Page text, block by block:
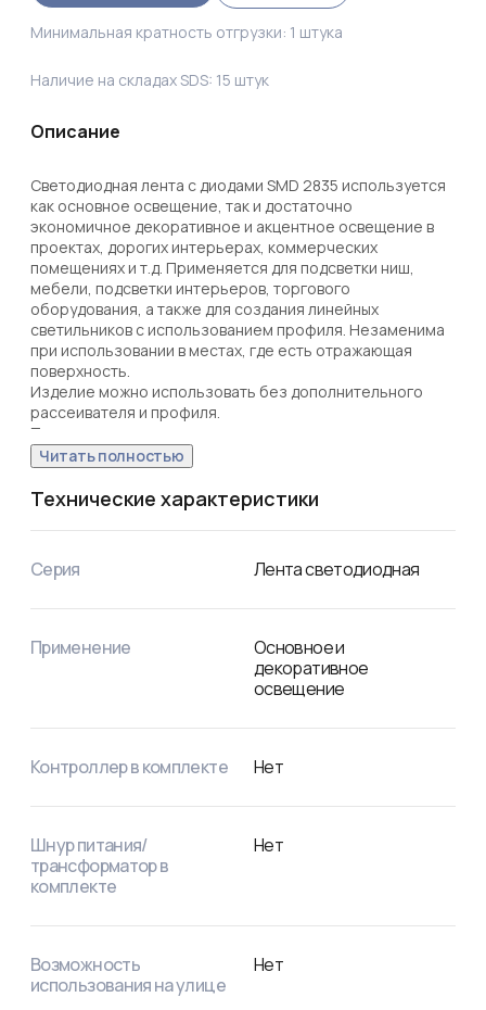
Минимальная кратность отгрузки: 1 штука
Наличие на складах SDS: 15 штук
Описание
Светодиодная лента с диодами SMD 2835 используется
как основное освещение, так и достаточно
экономичное декоративное и акцентное освещение в
проектах, дорогих интерьерах, коммерческих
помещениях и т.д. Применяется для подсветки ниш,
мебели, подсветки интерьеров, торгового
оборудования, а также для создания линейных
светильников с использованием профиля. Незаменима
при использовании в местах, где есть отражающая
поверхность.
Изделие можно использовать без дополнительного
рассеивателя и профиля.
Подключение осуществляется с помощью источников
питания на 12 В.
Читать полностью
Технические характеристики
Серия Лента светодиодная
Применение
Основное и
декоративное
освещение
Контроллер в комплекте Нет
Шнур питания/
трансформатор в
комплекте
Нет
Возможность
использования на улице
Нет